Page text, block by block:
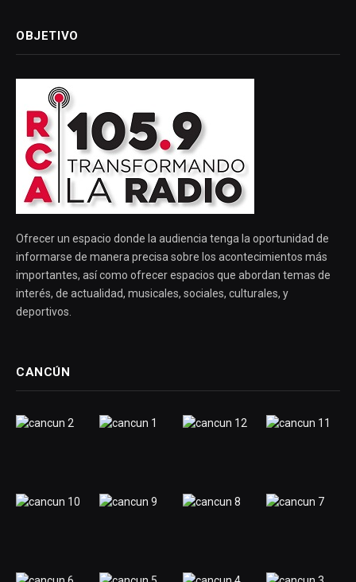
OBJETIVO
Ofrecer un espacio donde la audiencia tenga la oportunidad de
informarse de manera precisa sobre los acontecimientos más
importantes, así como ofrecer espacios que abordan temas de
interés, de actualidad, musicales, sociales, culturales, y
deportivos.
CANCÚN